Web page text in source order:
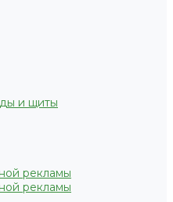
и щиты
рекламы
рекламы